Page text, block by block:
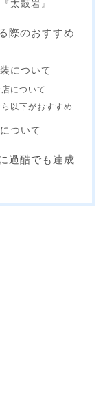
太鼓岩』
際のおすすめ
について
について
以下がおすすめ
ついて
過酷でも達成